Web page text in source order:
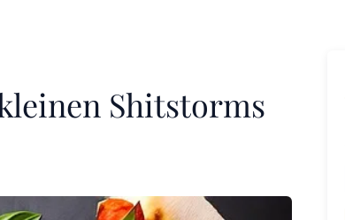
Shitstorms